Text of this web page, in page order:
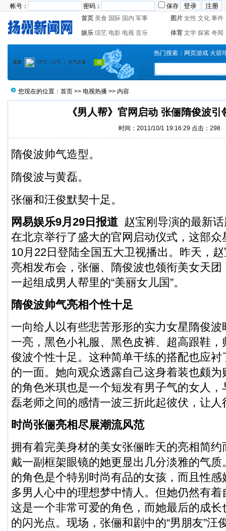
帐号： 密码：
保存
首页 美食 国际 国内 军事 图片 女性 文化 事件
娱乐 综艺 电影 电视 音乐 体育 文学 探索 奇闻
热门搜索： 网页游戏 火箭
您现在的位置： 首页 >> 电视热播 >> 内容
《男人帮》官网启动 张俪隋俊波引
时间：2011/10/1 19:16:29 点击： 298
隋俊波帅气造型。
隋俊波与黄磊。
张俪和汪俊默契十足。
网易娱乐9月29日报道 赵宝刚导演的最新
在北京举行了盛大的官网启动仪式，这部
10月22日登陆全国五大卫视播出。昨天，
亮相发布会，张俪、隋俊波也领衔美女天
一起组成男人帮里的“美丽女儿国”。
隋俊波帅气亮相个性十足
一向给人以有些悲苦形形的实力女星隋俊
一亮，黑色小礼服、黑色皮裤、超高跟鞋
俊波个性十足。这种简单干练的搭配也应
的一面。她向观众透露自己这身着装也颇
的角色米琪也是一个短发有男子气的女人，
磊老师之间的感情一波三折此起彼伏，让人
时尚张俪亮相尽展潮流风范
拥有着完美身材的美女张俪昨天的亮相简
戴一副框架眼镜的她更显出几分淡雅的气
的角色是个特别时尚有品的女孩，而且性
多男人心中的理想梦中情人。但她仍然有
这是一个非常可爱的角色，而她最后的成
的闪光点。现场，张俪和剧中的“男朋友”汪